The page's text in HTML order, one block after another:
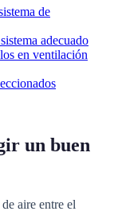
de
adecuado
en ventilación
un buen
aire entre el